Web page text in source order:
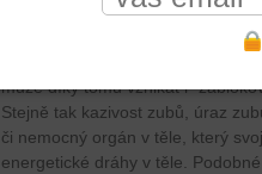
se léčit jak chemií (léky), tak el.
plomby většině citlivých lidí vadí
může díky tomu vznikat i
Stejně tak kazivost zubů, úraz
či nemocný orgán v těle, který
energetické dráhy v těle.